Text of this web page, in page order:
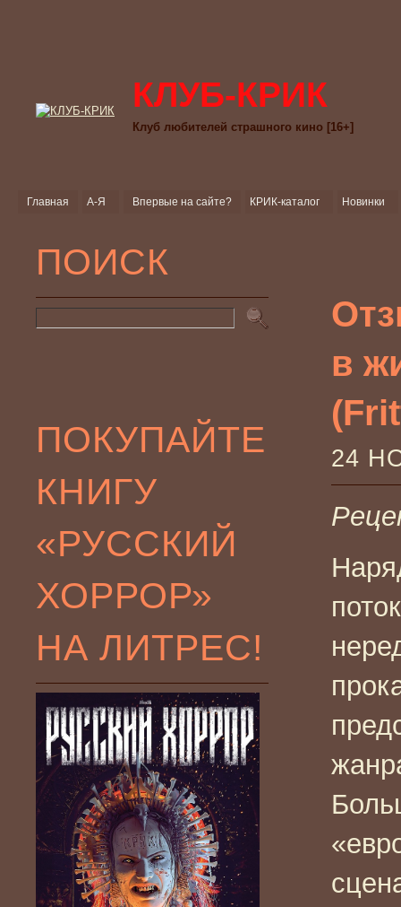
КЛУБ-КРИК
Клуб любителей страшного кино [16+]
Главная А-Я Впервые на сайте? КРИК-каталог Новинки
ПОИСК
ПОКУПАЙТЕ
КНИГУ
«РУССКИЙ
ХОРРОР»
НА ЛИТРЕС!
в
24